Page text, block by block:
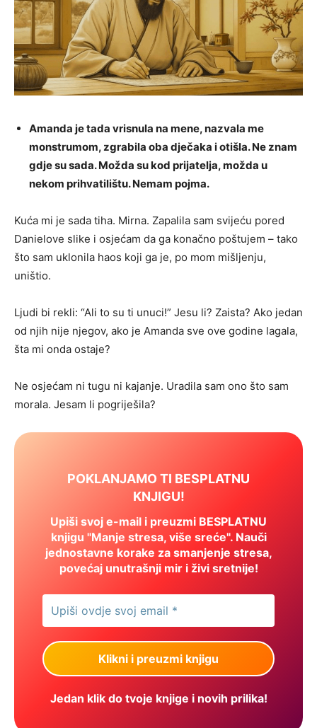
Amanda je tada vrisnula na mene, nazvala me
monstrumom, zgrabila oba dječaka i otišla. Ne znam
gdje su sada. Možda su kod prijatelja, možda u
nekom prihvatilištu. Nemam pojma.
Kuća mi je sada tiha. Mirna. Zapalila sam svijeću pored
Danielove slike i osjećam da ga konačno poštujem – tako
što sam uklonila haos koji ga je, po mom mišljenju,
uništio.
Ljudi bi rekli: “Ali to su ti unuci!” Jesu li? Zaista? Ako jedan
od njih nije njegov, ako je Amanda sve ove godine lagala,
šta mi onda ostaje?
Ne osjećam ni tugu ni kajanje. Uradila sam ono što sam
morala. Jesam li pogriješila?
POKLANJAMO TI BESPLATNU
KNJIGU!
Upiši svoj e-mail i preuzmi BESPLATNU
knjigu "Manje stresa, više sreće". Nauči
jednostavne korake za smanjenje stresa,
povećaj unutrašnji mir i živi sretnije!
Jedan klik do tvoje knjige i novih prilika!